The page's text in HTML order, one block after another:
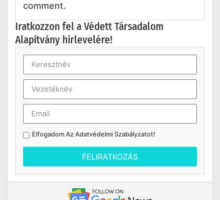
comment.
Iratkozzon fel a Védett Társadalom
Alapítvány hírlevelére!
Elfogadom AzAdatvédelmi Szabályzatot!
FELIRATKOZÁS